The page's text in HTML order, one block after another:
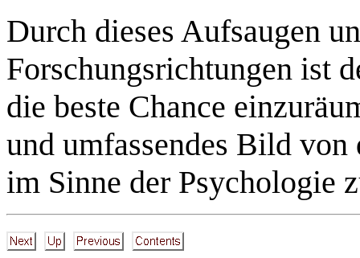
Durch dieses Aufsaugen
Forschungsrichtungen ist
die beste Chance
und umfassendes Bild
im Sinne der Psychologie